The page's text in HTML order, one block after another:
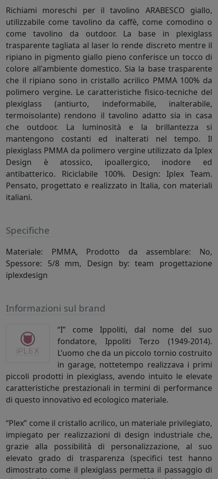
Richiami moreschi per il tavolino ARABESCO giallo,
utilizzabile come tavolino da caffè, come comodino o
come tavolino da outdoor. La base in plexiglass
trasparente tagliata al laser lo rende discreto mentre il
ripiano in pigmento giallo pieno conferisce un tocco di
colore all'ambiente domestico. Sia la base trasparente
che il ripiano sono in cristallo acrilico PMMA 100% da
polimero vergine. Le caratteristiche fisico-tecniche del
plexiglass (antiurto, indeformabile, inalterabile,
termoisolante) rendono il tavolino adatto sia in casa
che outdoor. La luminosità e la brillantezza si
mantengono costanti ed inalterati nel tempo. Il
plexiglass PMMA da polimero vergine utilizzato da Iplex
Design è atossico, ipoallergico, inodore ed
antibatterico. Riciclabile 100%. Design: Iplex Team.
Pensato, progettato e realizzato in Italia, con materiali
italiani.
Specifiche
Materiale: PMMA, Prodotto da assemblare: No,
Spessore: 5/8 mm, Design by: team progettazione
iplexdesign
Informazioni sul brand
“I” come Ippoliti, dal nome del suo
fondatore, Ippoliti Terzo (1949-2014).
L’uomo che da un piccolo tornio costruito
in garage, nottetempo realizzava i primi
piccoli prodotti in plexiglass, avendo intuito le elevate
caratteristiche prestazionali in termini di performance
di questo innovativo ed ecologico materiale.
“Plex” come il cristallo acrilico, un materiale privilegiato,
impiegato per realizzazioni di design industriale che,
grazie alla possibilità di personalizzazione, al suo
elevato grado di trasparenza (specifici test hanno
dimostrato come il plexiglass permetta il passaggio di